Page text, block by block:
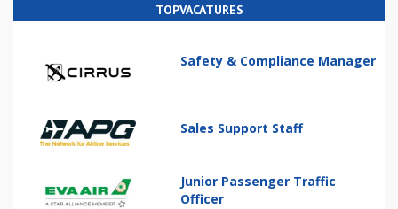
TOPVACATURES
Safety & Compliance Manager
Sales Support Staff
Junior Passenger Traffic
Officer